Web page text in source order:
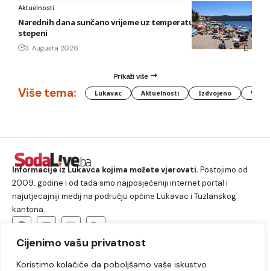
Cijenimo vašu privatnost
Koristimo kolačiće da poboljšamo vaše iskustvo
Aktuelnosti
Narednih dana sunčano vrijeme uz temperature do 40
stepeni
3. Augusta 2026.
Prikaži više
Više tema: Lukavac Aktuelnosti Izdvojeno
Informacije iz Lukavca kojima možete vjerovati.Postojimo od
2009. godine i od tada smo najposjećeniji internet portal i
najutjecajniji medij na području općine Lukavac i Tuzlanskog
kantona.